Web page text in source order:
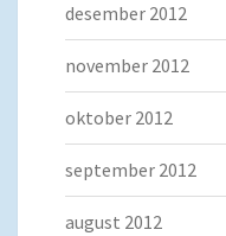
desember 2012
november 2012
oktober 2012
september 2012
august 2012